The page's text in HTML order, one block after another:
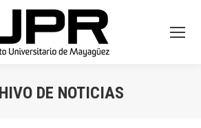
DE NOTICIAS